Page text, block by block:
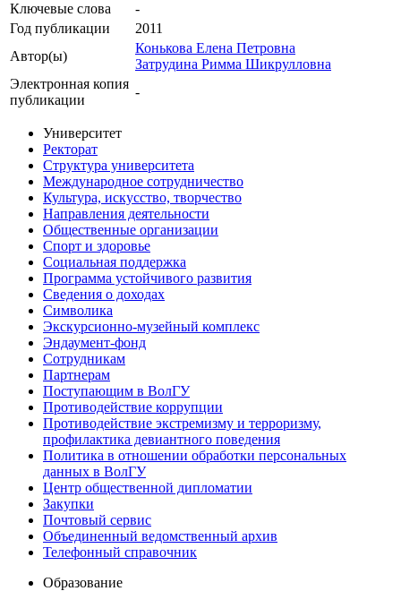
Ключевые cлова
-
Год публикации
2011
Автор(ы)
Конькова Елена Петровна
Затрудина Римма Шикрулловна
Электронная копия
публикации
-
Университет
Ректорат
Структура университета
Международное сотрудничество
Культура, искусство, творчество
Направления деятельности
Общественные организации
Спорт и здоровье
Социальная поддержка
Программа устойчивого развития
Сведения о доходах
Символика
Экскурсионно-музейный комплекс
Эндаумент-фонд
Сотрудникам
Партнерам
Поступающим в ВолГУ
Противодействие коррупции
Противодействие экстремизму и терроризму,
профилактика девиантного поведения
Политика в отношении обработки персональных
данных в ВолГУ
Центр общественной дипломатии
Закупки
Почтовый сервис
Объединенный ведомственный архив
Телефонный справочник
Образование